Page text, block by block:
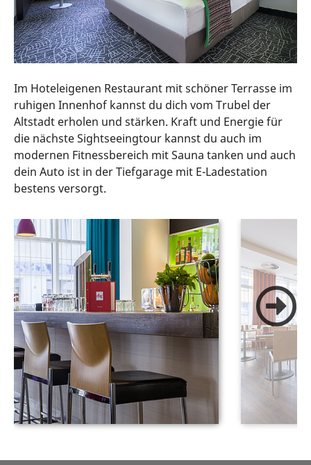
Im Hoteleigenen Restaurant mit schöner Terrasse im
ruhigen Innenhof kannst du dich vom Trubel der
Altstadt erholen und stärken. Kraft und Energie für
die nächste Sightseeingtour kannst du auch im
modernen Fitnessbereich mit Sauna tanken und auch
dein Auto ist in der Tiefgarage mit E-Ladestation
bestens versorgt.